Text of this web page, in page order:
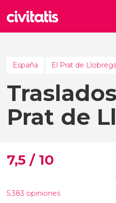
España El Prat de
Prat de
7,5 / 10
5.383 opiniones